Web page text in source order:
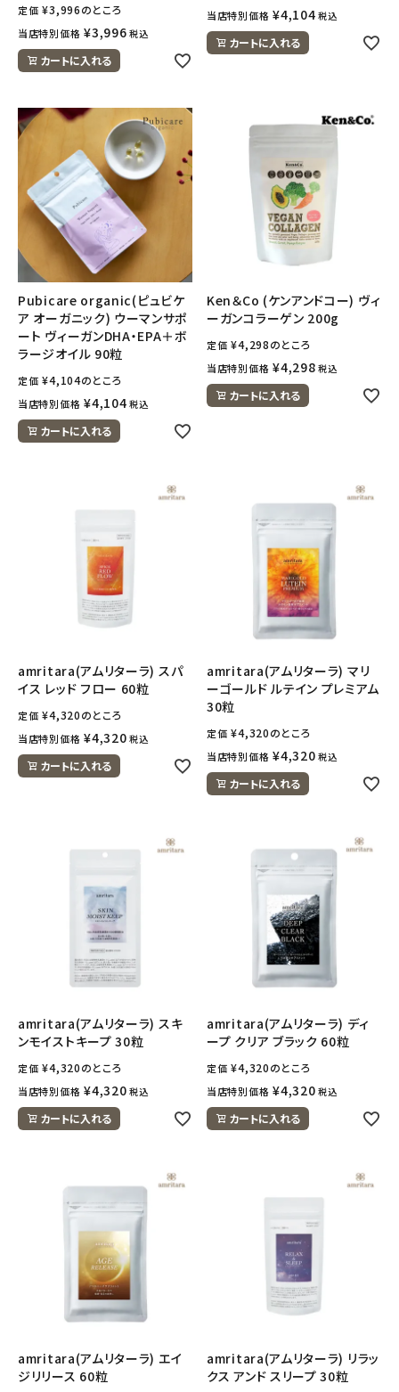
定価 ¥3,996のところ
当店特別価格 ¥3,996 税込
カートに入れる
当店特別価格 ¥4,104 税込
カートに入れる
Pubicare organic(ピュビケ
ア オーガニック) ウーマンサポ
ート ヴィーガンDHA・EPA＋ボ
ラージオイル 90粒
定価 ¥4,104のところ
当店特別価格 ¥4,104 税込
カートに入れる
Ken＆Co (ケンアンドコー) ヴィ
ーガンコラーゲン 200g
定価 ¥4,298のところ
当店特別価格 ¥4,298 税込
カートに入れる
amritara(アムリターラ) スパ
イス レッド フロー 60粒
定価 ¥4,320のところ
当店特別価格 ¥4,320 税込
カートに入れる
amritara(アムリターラ) マリ
ーゴールド ルテイン プレミアム
30粒
定価 ¥4,320のところ
当店特別価格 ¥4,320 税込
カートに入れる
amritara(アムリターラ) スキ
ンモイストキープ 30粒
定価 ¥4,320のところ
当店特別価格 ¥4,320 税込
カートに入れる
amritara(アムリターラ) ディ
ープ クリア ブラック 60粒
定価 ¥4,320のところ
当店特別価格 ¥4,320 税込
カートに入れる
amritara(アムリターラ) エイ
ジリリース 60粒
amritara(アムリターラ) リラッ
クス アンド スリープ 30粒